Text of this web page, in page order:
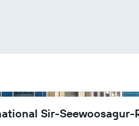
Sir-Seewoosagur-